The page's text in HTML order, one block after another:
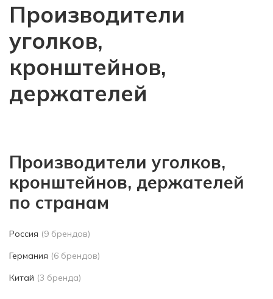
Производители
уголков,
кронштейнов,
держателей
Производители уголков,
кронштейнов, держателей
по странам
Россия (9 брендов)
Германия (6 брендов)
Китай (3 бренда)